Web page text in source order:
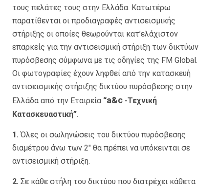
τους πελάτες τους στην Ελλάδα. Κατωτέρω
παρατίθενται οι προδιαγραφές αντισεισμικής
στήριξης οι οποίες θεωρούνται κατ’ελάχιστον
επαρκείς για την αντισεισμική στήριξη των δικτύων
πυρόσβεσης σύμφωνα με τις οδηγίες της FM Global.
Οι φωτογραφίες έχουν ληφθεί από την κατασκευή
αντισεισμικής στήριξης δικτύου πυρόσβεσης στην
Ελλάδα από την Εταιρεία “a&c -Τεχνική
Κατασκευαστική”.
1. Όλες οι σωληνώσεις του δικτύου πυρόσβεσης
διαμέτρου άνω των 2″ θα πρέπει να υπόκεινται σε
αντισεισμική στήριξη.
2. Σε κάθε στήλη του δικτύου που διατρέχει κάθετα